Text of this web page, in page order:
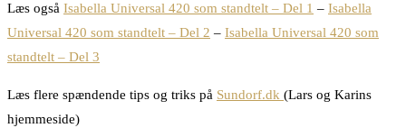
Læs også Isabella Universal 420 som standtelt – Del 1 – Isabella
Universal 420 som standtelt – Del 2 – Isabella Universal 420 som
standtelt – Del 3
Læs flere spændende tips og triks på Sundorf.dk (Lars og Karins
hjemmeside)